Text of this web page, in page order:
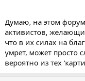
Думаю, на этом
активистов,
что в их силах на
умрет, может просто
вероятно из тех